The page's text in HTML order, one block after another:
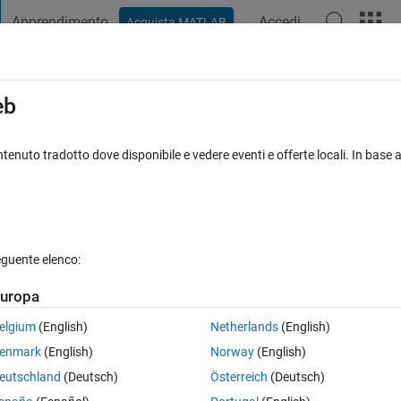
Apprendimento Acquista MATLAB Accedi
specific point?
0 voti
on this point?
tradotto dove disponibile e vedere eventi e offerte locali. In
elenco:
(English)
(English)
(Deutsch)
Netherlands(English)
Norway(English)
Österreich (Deutsch)